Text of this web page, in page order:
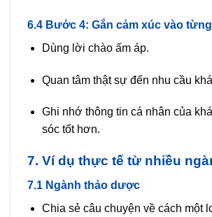
6.4 Bước 4: Gắn cảm xúc vào
Dùng lời chào ấm áp.
Quan tâm thật sự đến nhu cầu
Ghi nhớ thông tin cá nhân của
sóc tốt hơn.
7. Ví dụ thực tế từ nhiều
7.1 Ngành thảo dược
Chia sẻ câu chuyện về cách một